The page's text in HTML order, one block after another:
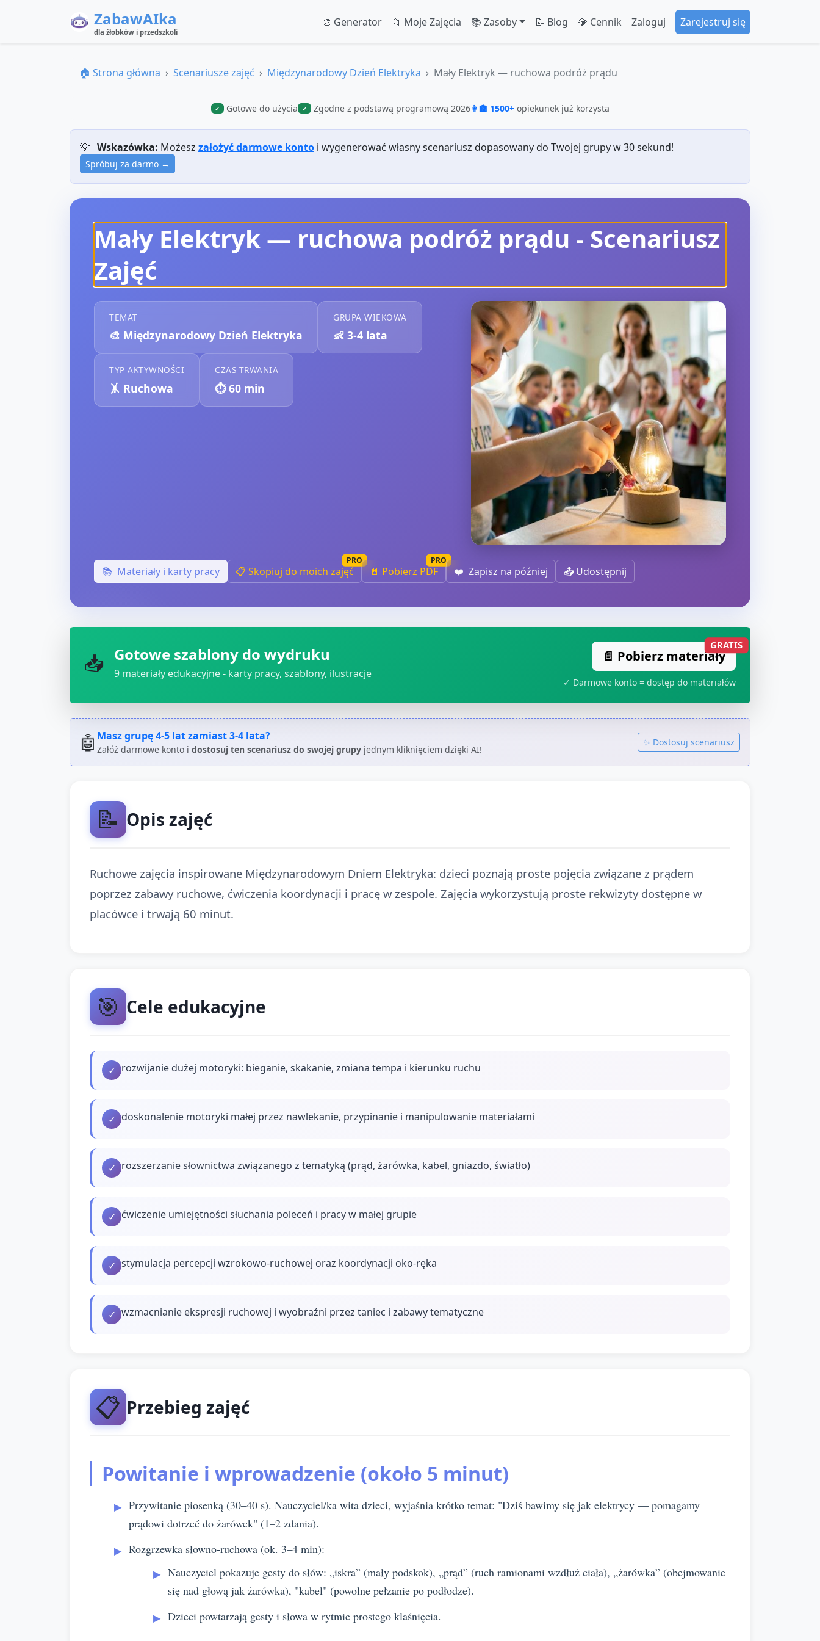
ZabawAIka
dla żłobków i przedszkoli
🎨 Generator 📁 Moje Zajęcia 📚 Zasoby 📝 Blog 💎 Cennik Zaloguj Zarejestruj się
🏠 Strona główna Scenariusze zajęć Międzynarodowy Dzień Elektryka Mały Elektryk — ruchowa podróż prądu
✓ Gotowe do użycia ✓ Zgodne z podstawą programową 2026👩‍🏫 1500+ opiekunek już korzysta
💡 Wskazówka: Możesz założyć darmowe konto i wygenerować własny scenariusz dopasowany do Twojej grupy w 30 sekund!
Spróbuj za darmo →
Mały Elektryk — ruchowa podróż prądu - Scenariusz
Zajęć
TEMAT
🎨 Międzynarodowy Dzień Elektryka
GRUPA WIEKOWA
👶 3-4 lata
TYP AKTYWNOŚCI
🤸 Ruchowa
CZAS TRWANIA
⏱️60 min
📚 Materiały i karty pracy 📋 Skopiuj do moich zajęć
PRO
📄 Pobierz PDF
PRO
❤️ Zapisz na później 📤 Udostępnij
📥 Gotowe szablony do wydruku
9 materiały edukacyjne - karty pracy, szablony, ilustracje
📄 Pobierz materiały
GRATIS
✓ Darmowe konto = dostęp do materiałów
🤖Masz grupę4-5 latzamiast3-4 lata?
Załóż darmowe konto i dostosuj ten scenariusz do swojej grupy jednym kliknięciem dzięki AI!
✨ Dostosuj scenariusz
📝 Opis zajęć
Ruchowe zajęcia inspirowane Międzynarodowym Dniem Elektryka: dzieci poznają proste pojęcia związane z prądem
poprzez zabawy ruchowe, ćwiczenia koordynacji i pracę w zespole. Zajęcia wykorzystują proste rekwizyty dostępne w
placówce i trwają 60 minut.
🎯 Cele edukacyjne
✓ rozwijanie dużej motoryki: bieganie, skakanie, zmiana tempa i kierunku ruchu
✓ doskonalenie motoryki małej przez nawlekanie, przypinanie i manipulowanie materiałami
✓ rozszerzanie słownictwa związanego z tematyką (prąd, żarówka, kabel, gniazdo, światło)
✓ ćwiczenie umiejętności słuchania poleceń i pracy w małej grupie
✓ stymulacja percepcji wzrokowo-ruchowej oraz koordynacji oko-ręka
✓ wzmacnianie ekspresji ruchowej i wyobraźni przez taniec i zabawy tematyczne
📋 Przebieg zajęć
Powitanie i wprowadzenie (około 5 minut)
Przywitanie piosenką (30–40 s). Nauczyciel/ka wita dzieci, wyjaśnia krótko temat: "Dziś bawimy się jak elektrycy — pomagamy
prądowi dotrzeć do żarówek" (1–2 zdania).
Rozgrzewka słowno-ruchowa (ok. 3–4 min):
Nauczyciel pokazuje gesty do słów: „iskra” (mały podskok), „prąd” (ruch ramionami wzdłuż ciała), „żarówka” (obejmowanie
się nad głową jak żarówka), "kabel" (powolne pełzanie po podłodze).
Dzieci powtarzają gesty i słowa w rytmie prostego klaśnięcia.